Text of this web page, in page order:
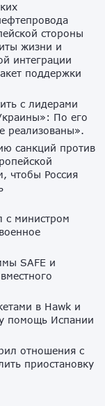
стороны
жизни и
интеграции
поддержки
с лидерами
По его
реализованы».
санкций против
чтобы Россия
с министром
SAFE и
в Hawk и
помощь Испании
отношения с
приостановку